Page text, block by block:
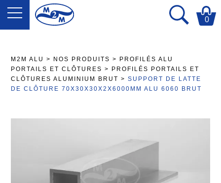
0
M2M ALU > NOS PRODUITS >
PROFILÉS ALU
PORTAILS ET CLÔTURES>
PROFILÉS PORTAILS ET
CLÔTURES ALUMINIUM BRUT >SUPPORT DE LATTE
DE CLÔTURE 70X30X30X2X6000MM ALU 6060 BRUT